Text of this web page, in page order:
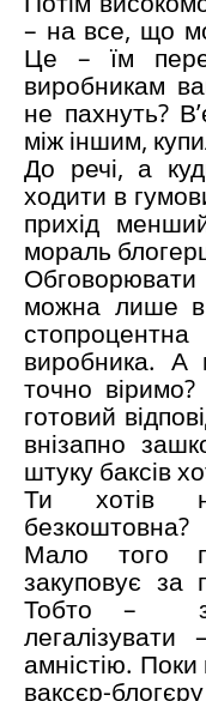
– на все, що
Це – їм
виробникам
не пахнуть?
між іншим,
До речі, а
ходити в
прихід
мораль
можна лише
виробника. А
точно
готовий
внізапно
штуку баксів
Ти хотів
Мало того
закуповує за
Тобто –
амністію.
ваксєр-